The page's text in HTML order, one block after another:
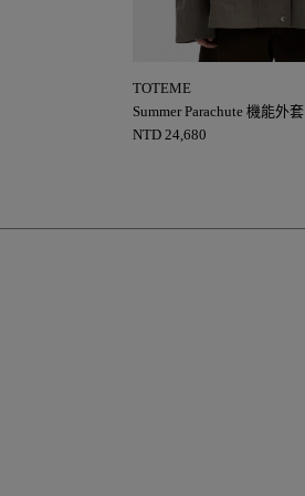
TOTEME
Summer Parachute 機能外套
NTD 24,680